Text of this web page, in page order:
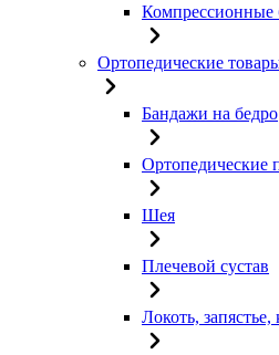
Компрессионные
Ортопедические
Бандажи на бедро
Ортопедические
Шея
Плечевой сустав
Локоть, запястье,